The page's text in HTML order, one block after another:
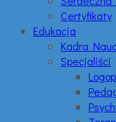
Certyfikaty
Edukacja
Kadra
Specjaliści